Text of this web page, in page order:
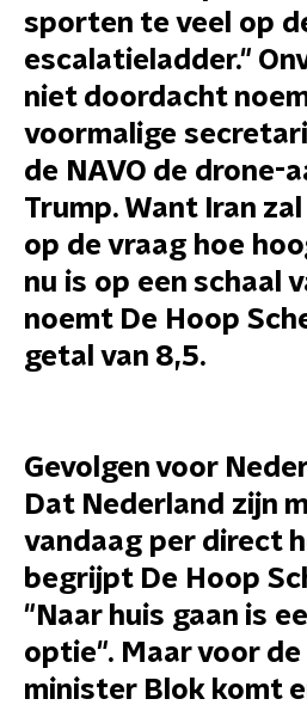
sporten te veel op
escalatieladder."
niet doordacht
voormalige
de NAVO de drone-
Trump. Want Iran
op de vraag hoe
nu is op een schaal
noemt De Hoop
getal van 8,5.
Gevolgen voor
Dat Nederland zijn
vandaag per direct
begrijpt De Hoop
"Naar huis gaan is
optie". Maar voor de
minister Blok komt